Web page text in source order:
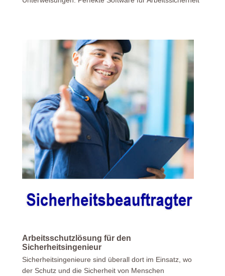
Arbeitsschutzlösung für den
Sicherheitsingenieur
Sicherheitsingenieure sind überall dort im Einsatz, wo
der Schutz und die Sicherheit von Menschen